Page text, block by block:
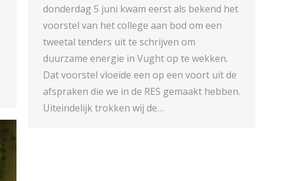
donderdag 5 juni kwam eerst als bekend het
voorstel van het college aan bod om een
tweetal tenders uit te schrijven om
duurzame energie in Vught op te wekken.
Dat voorstel vloeide een op een voort uit de
afspraken die we in de RES gemaakt hebben.
Uiteindelijk trokken wij de…